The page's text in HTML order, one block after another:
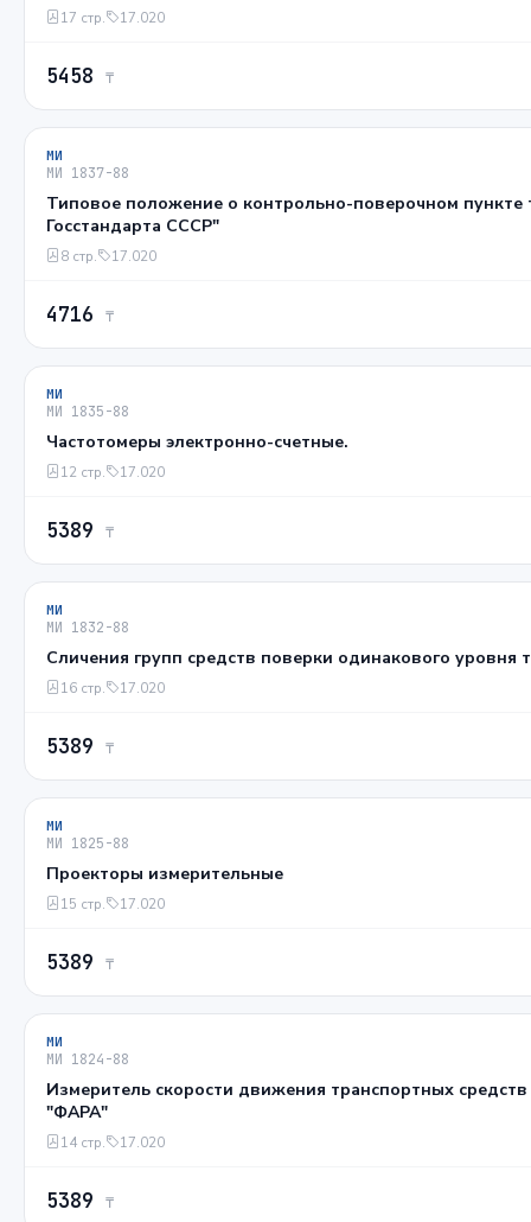
17 стр. 17.020
5458 ₸
МИ
МИ 1837-88
Типовое положение о контрольно-поверочном пункте
Госстандарта СССР"
8 стр. 17.020
4716 ₸
МИ
МИ 1835-88
Частотомеры электронно-счетные.
12 стр. 17.020
5389 ₸
МИ
МИ 1832-88
Сличения групп средств поверки одинакового уровня
16 стр. 17.020
5389 ₸
МИ
МИ 1825-88
Проекторы измерительные
15 стр. 17.020
5389 ₸
МИ
МИ 1824-88
Измеритель скорости движения транспортных средств
"ФАРА"
14 стр. 17.020
5389 ₸